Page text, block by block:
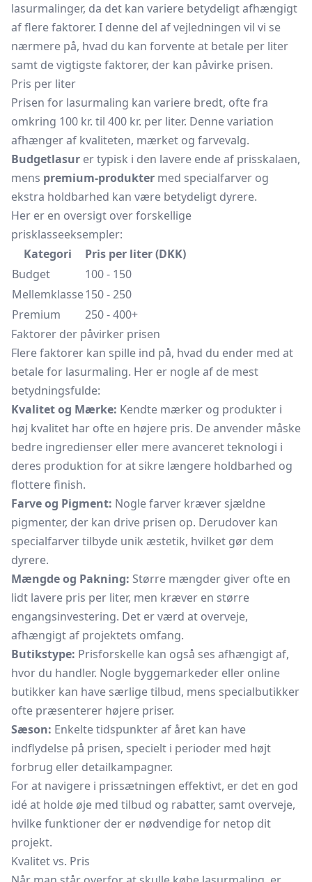
lasurmalinger, da det kan variere betydeligt afhængigt
af flere faktorer. I denne del af vejledningen vil vi se
nærmere på, hvad du kan forvente at betale per liter
samt de vigtigste faktorer, der kan påvirke prisen.
Pris per liter
Prisen for lasurmaling kan variere bredt, ofte fra
omkring 100 kr. til 400 kr. per liter. Denne variation
afhænger af kvaliteten, mærket og farvevalg.
Budgetlasur er typisk i den lavere ende af prisskalaen,
mens premium-produkter med specialfarver og
ekstra holdbarhed kan være betydeligt dyrere.
Her er en oversigt over forskellige
prisklasseeksempler:
Kategori
Pris per liter (DKK)
Budget
100 - 150
Mellemklasse150 - 250
Premium
250 - 400+
Faktorer der påvirker prisen
Flere faktorer kan spille ind på, hvad du ender med at
betale for lasurmaling. Her er nogle af de mest
betydningsfulde:
Kvalitet og Mærke: Kendte mærker og produkter i
høj kvalitet har ofte en højere pris. De anvender måske
bedre ingredienser eller mere avanceret teknologi i
deres produktion for at sikre længere holdbarhed og
flottere finish.
Farve og Pigment: Nogle farver kræver sjældne
pigmenter, der kan drive prisen op. Derudover kan
specialfarver tilbyde unik æstetik, hvilket gør dem
dyrere.
Mængde og Pakning: Større mængder giver ofte en
lidt lavere pris per liter, men kræver en større
engangsinvestering. Det er værd at overveje,
afhængigt af projektets omfang.
Butikstype: Prisforskelle kan også ses afhængigt af,
hvor du handler. Nogle byggemarkeder eller online
butikker kan have særlige tilbud, mens specialbutikker
ofte præsenterer højere priser.
Sæson: Enkelte tidspunkter af året kan have
indflydelse på prisen, specielt i perioder med højt
forbrug eller detailkampagner.
For at navigere i prissætningen effektivt, er det en god
idé at holde øje med tilbud og rabatter, samt overveje,
hvilke funktioner der er nødvendige for netop dit
projekt.
Kvalitet vs. Pris